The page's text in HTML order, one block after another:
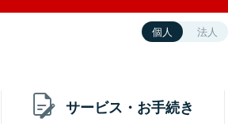
個人 法人
サービス・お手続き